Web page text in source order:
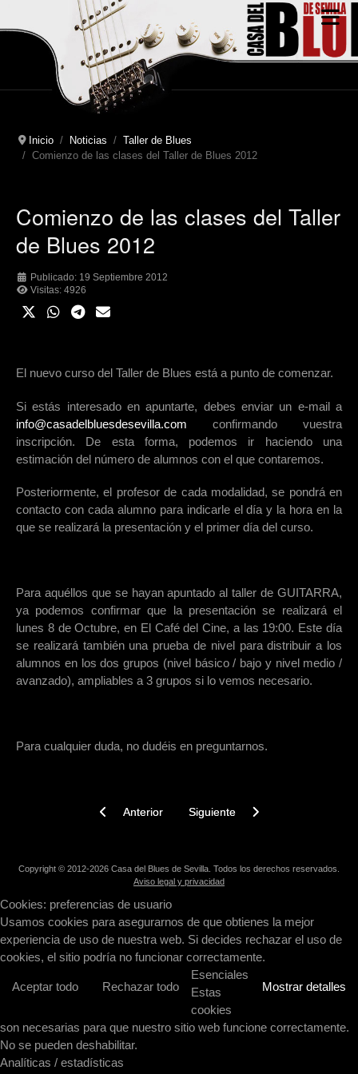
Inicio Noticias
Taller de Blues
Comienzo de las clases del Taller de Blues 2012
Comienzo de las clases del Taller
de Blues 2012
Publicado: 19 Septiembre 2012
Visitas: 4926
El nuevo curso del Taller de Blues está a punto de comenzar.
Si estás interesado en apuntarte, debes enviar un e-mail a
info@casadelbluesdesevilla.com confirmando vuestra
inscripción. De esta forma, podemos ir haciendo una
estimación del número de alumnos con el que contaremos.
Posteriormente, el profesor de cada modalidad, se pondrá en
contacto con cada alumno para indicarle el día y la hora en la
que se realizará la presentación y el primer día del curso.
Para aquéllos que se hayan apuntado al taller de GUITARRA,
ya podemos confirmar que la presentación se realizará el
lunes 8 de Octubre, en El Café del Cine, a las 19:00. Este día
se realizará también una prueba de nivel para distribuir a los
alumnos en los dos grupos (nivel básico / bajo y nivel medio /
avanzado), ampliables a 3 grupos si lo vemos necesario.
Para cualquier duda, no dudéis en preguntarnos.
Artículo anterior: Masterclass de armónica con
Anterior Artículo siguiente: Master Class
Siguiente
Copyright © 2012-2026 Casa del Blues de Sevilla. Todos los derechos reservados.
Aviso legal y privacidad
Cookies: preferencias de usuario
Usamos cookies para asegurarnos de que obtienes la mejor
experiencia de uso de nuestra web. Si decides rechazar el uso de
cookies, el sitio podría no funcionar correctamente.
Aceptar todo Rechazar todo Mostrar detalles
Esenciales
Estas
cookies
son necesarias para que nuestro sitio web funcione correctamente.
No se pueden deshabilitar.
Analíticas / estadísticas